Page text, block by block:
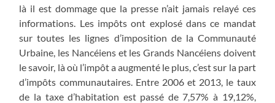
là il est dommage que la presse n’ait jamais relayé ces
informations. Les impôts ont explosé dans ce mandat
sur toutes les lignes d’imposition de la Communauté
Urbaine, les Nancéiens et les Grands Nancéiens doivent
le savoir, là où l’impôt a augmenté le plus, c’est sur la part
d’impôts communautaires. Entre 2006 et 2013, le taux
de la taxe d’habitation est passé de 7,57% à 19,12%,